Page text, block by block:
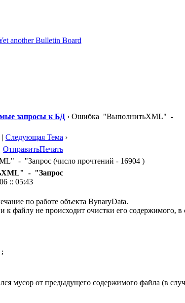
запросы к БД › Ошибка "ВыполнитьXML" -
| Следующая Тема ›
ОтправитьПечать
- "Запрос (число прочтений - 16904 )
- "Запрос
:: 05:43
по работе объекта BynaryData.
файлу не происходит очистки его содержимого,
мусор от предыдущего содержимого файла (в